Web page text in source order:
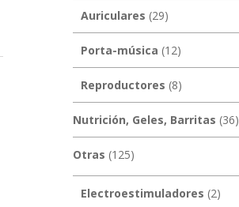
Auriculares (29)
Porta-música (12)
Reproductores (8)
Nutrición, Geles, Barritas (36)
Otras (125)
Electroestimuladores (2)